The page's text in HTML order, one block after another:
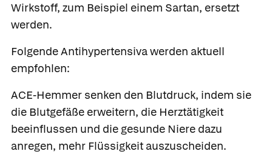
Wirkstoff, zum Beispiel einem Sartan, ersetzt
werden.
Folgende Antihypertensiva werden aktuell
empfohlen:
ACE-Hemmer senken den Blutdruck, indem sie
die Blutgefäße erweitern, die Herztätigkeit
beeinflussen und die gesunde Niere dazu
anregen, mehr Flüssigkeit auszuscheiden.